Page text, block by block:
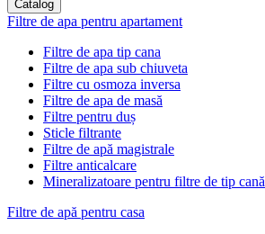
Catalog
Filtre de apa pentru apartament
Filtre de apa tip cana
Filtre de apa sub chiuveta
Filtre cu osmoza inversa
Filtre de apa de masă
Filtre pentru duș
Sticle filtrante
Filtre de apă magistrale
Filtre anticalcare
Mineralizatoare pentru filtre de tip cană
Filtre de apă pentru casa